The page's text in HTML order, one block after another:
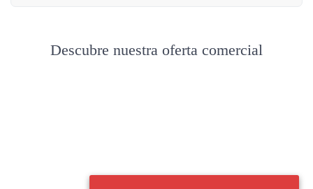
Descubre nuestra oferta comercial